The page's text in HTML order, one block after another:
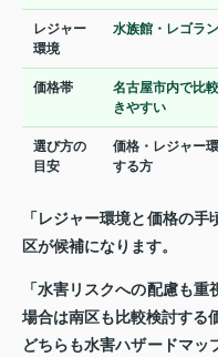
レジャー
環境
水族館・レゴラ
価格帯
名古屋市内で比
きやすい
選び方の
目安
価格・レジャー
する方
「レジャー環境と価格の
区が候補になります。
「水害リスクへの配慮も
場合は南区も比較検討する
どちらも水害ハザードマッ